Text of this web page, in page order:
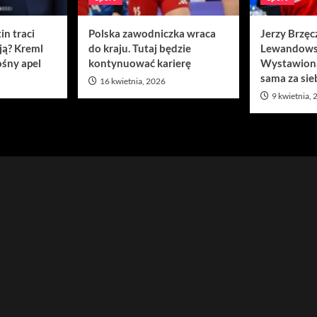
traci
Kreml
apel
Polska zawodniczka wraca
do kraju. Tutaj będzie
kontynuować karierę
16 kwietnia, 2026
Jerzy
sama za
9 kwietnia,